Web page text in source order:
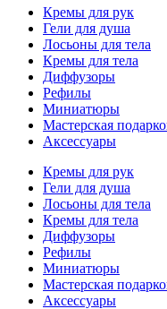
Кремы для рук
Гели для душа
Лосьоны для тела
Кремы для тела
Диффузоры
Рефилы
Миниатюры
Мастерская
Аксессуары
Кремы для рук
Гели для душа
Лосьоны для тела
Кремы для тела
Диффузоры
Рефилы
Миниатюры
Мастерская
Аксессуары